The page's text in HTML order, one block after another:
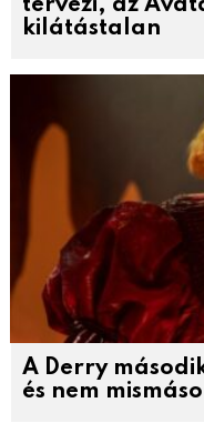
tervezi, az
kilátástalan
A Derry
és nem